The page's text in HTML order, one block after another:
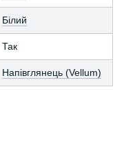
Білий
Так
Напівглянець (Vellum)